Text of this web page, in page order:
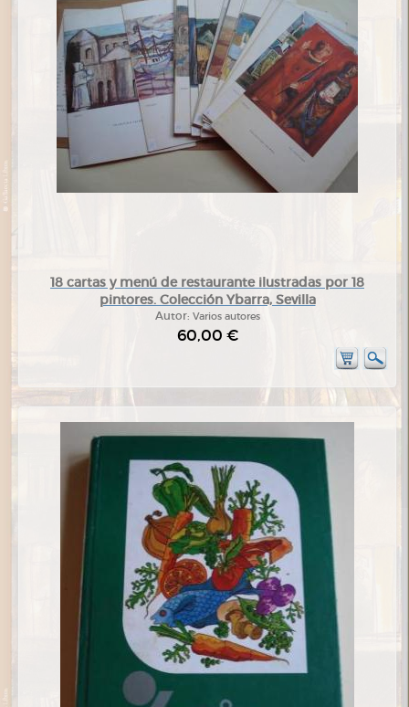
18 cartas y menú de restaurante ilustradas por 18
pintores. Colección Ybarra, Sevilla
Autor: Varios autores
60,00 €